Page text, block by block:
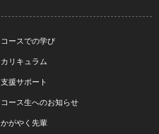
コースでの学び
カリキュラム
支援サポート
コース生へのお知らせ
かがやく先輩